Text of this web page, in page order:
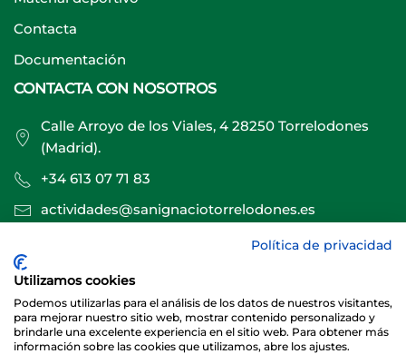
Contacta
Documentación
CONTACTA CON NOSOTROS
Calle Arroyo de los Viales, 4 28250 Torrelodones
(Madrid).
+34 613 07 71 83
actividades@sanignaciotorrelodones.es
Sitio web creado por
Política de privacidad
Utilizamos cookies
Podemos utilizarlas para el análisis de los datos de nuestros visitantes,
para mejorar nuestro sitio web, mostrar contenido personalizado y
brindarle una excelente experiencia en el sitio web. Para obtener más
información sobre las cookies que utilizamos, abre los ajustes.